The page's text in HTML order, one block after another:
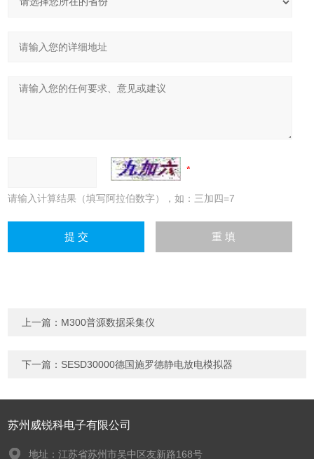
请输入计算结果（填写阿拉伯数字），如：三加四=7
上一篇： M300普源数据采集仪
下一篇： SESD30000德国施罗德静电放电模拟器
苏州威锐科电子有限公司
地址：江苏省苏州市吴中区友新路168号